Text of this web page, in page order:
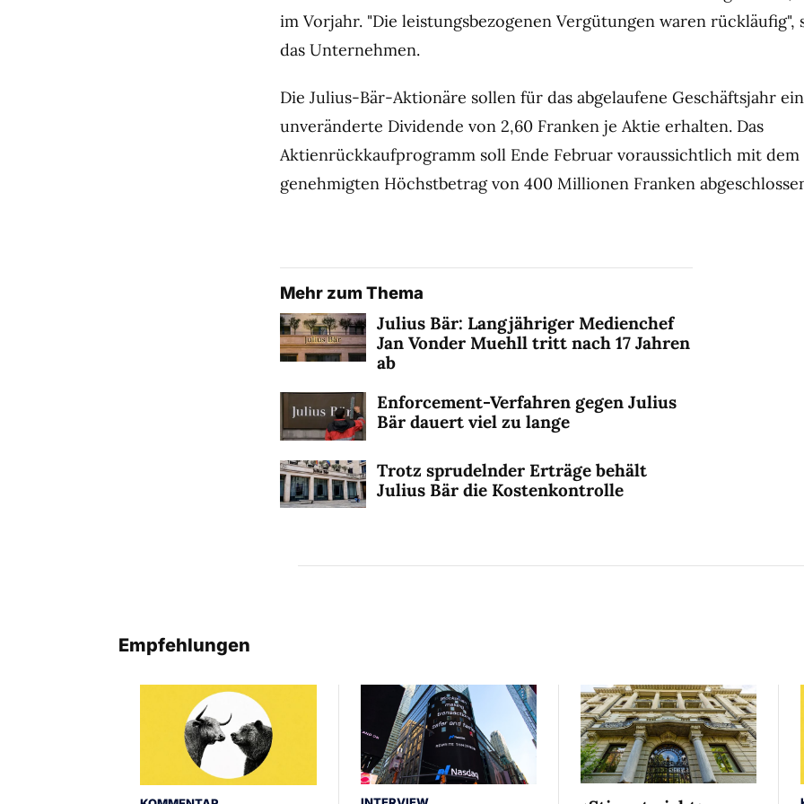
im Vorjahr. "Die leistungs­bezogenen Vergütungen waren rückläufig",
das Unternehmen.
Die Julius-Bär-Aktionäre sollen für das abgelaufene Geschäftsjahr
unveränderte Dividende von 2,60 Franken je Aktie erhalten. Das
Aktienrückkaufprogramm soll Ende Februar voraussichtlich mit dem
genehmigten Höchstbetrag von 400 Millionen Franken
Mehr zum Thema
Julius Bär: Langjähriger Medienchef
Jan Vonder Muehll tritt nach 17 Jahren
ab
Enforcement-Verfahren gegen Julius
Bär dauert viel zu lange
Trotz sprudelnder Erträge behält
Julius Bär die Kostenkontrolle
Empfehlungen